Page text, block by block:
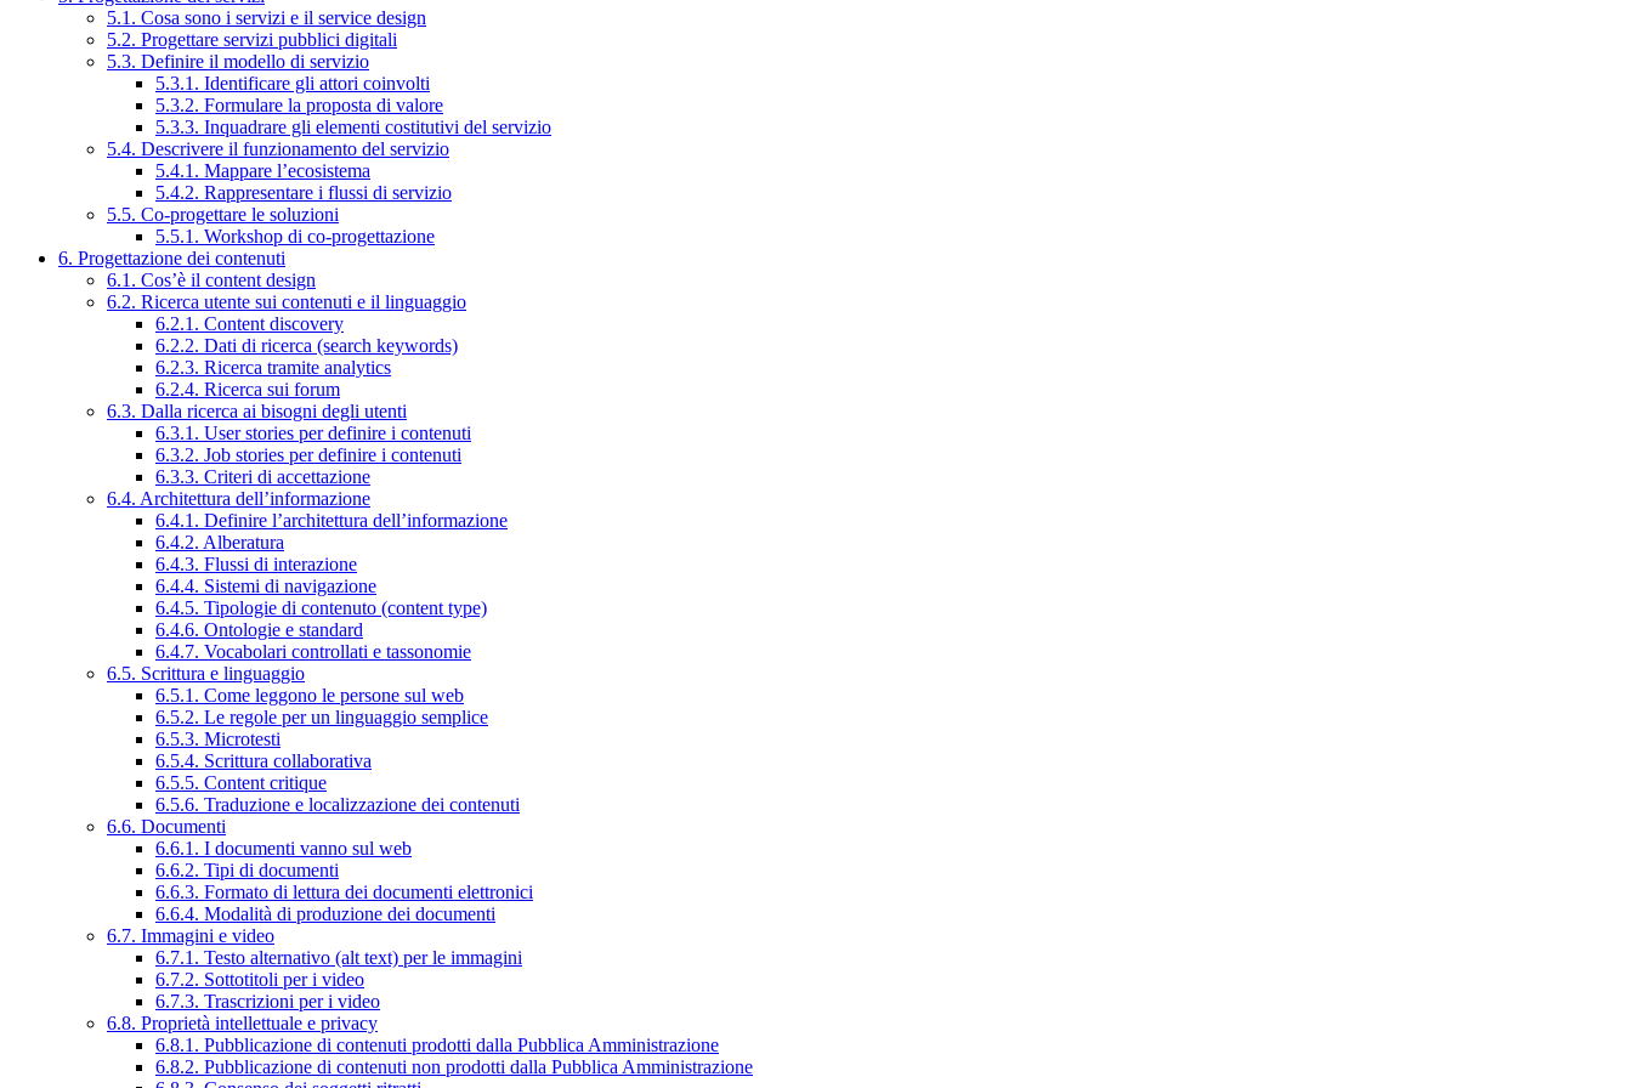
5.1. Cosa sono i servizi e il service design
5.2. Progettare servizi pubblici digitali
5.3. Definire il modello di servizio
5.3.1. Identificare gli attori coinvolti
5.3.2. Formulare la proposta di valore
5.3.3. Inquadrare gli elementi costitutivi del servizio
5.4. Descrivere il funzionamento del servizio
5.4.1. Mappare l’ecosistema
5.4.2. Rappresentare i flussi di servizio
5.5. Co-progettare le soluzioni
5.5.1. Workshop di co-progettazione
6. Progettazione dei contenuti
6.1. Cos’è il content design
6.2. Ricerca utente sui contenuti e il linguaggio
6.2.1. Content discovery
6.2.2. Dati di ricerca (search keywords)
6.2.3. Ricerca tramite analytics
6.2.4. Ricerca sui forum
6.3. Dalla ricerca ai bisogni degli utenti
6.3.1. User stories per definire i contenuti
6.3.2. Job stories per definire i contenuti
6.3.3. Criteri di accettazione
6.4. Architettura dell’informazione
6.4.1. Definire l’architettura dell’informazione
6.4.2. Alberatura
6.4.3. Flussi di interazione
6.4.4. Sistemi di navigazione
6.4.5. Tipologie di contenuto (content type)
6.4.6. Ontologie e standard
6.4.7. Vocabolari controllati e tassonomie
6.5. Scrittura e linguaggio
6.5.1. Come leggono le persone sul web
6.5.2. Le regole per un linguaggio semplice
6.5.3. Microtesti
6.5.4. Scrittura collaborativa
6.5.5. Content critique
6.5.6. Traduzione e localizzazione dei contenuti
6.6. Documenti
6.6.1. I documenti vanno sul web
6.6.2. Tipi di documenti
6.6.3. Formato di lettura dei documenti elettronici
6.6.4. Modalità di produzione dei documenti
6.7. Immagini e video
6.7.1. Testo alternativo (alt text) per le immagini
6.7.2. Sottotitoli per i video
6.7.3. Trascrizioni per i video
6.8. Proprietà intellettuale e privacy
6.8.1. Pubblicazione di contenuti prodotti dalla Pubblica Amministrazione
6.8.2. Pubblicazione di contenuti non prodotti dalla Pubblica Amministrazione